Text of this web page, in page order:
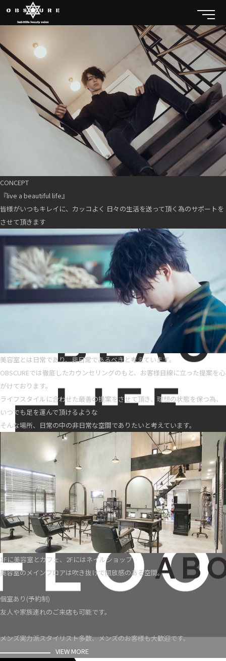
CONCEPT
『live a beautiful life』
皆様がいつもキレイに、カッコよく 日々の生活を送って頂く為のサポートを
させて頂きます
美容室とは日常であり、非日常であるべきと考えています。
OBSCUREでは徹底したカウンセリングのもと、お客様目線に立った提案を心
がけております。
ライフスタイルに合わせた最善の提案をさせて頂き、理想の状態を保つ為、
いつでも足を運んで頂けるような
そんな場所、日常の中の非日常な空間でありたいと考えています。
1Fに美容室とカフェ、2Fにはネイルショップ
美容室のメインフロアは吹き抜けで開放感のある空間。
個室あり(予約制)
友人や家族連れのご来店も可能です。
メンズ実力派スタイリスト多数、メンズのお客様も大歓迎です。
VIEW MORE